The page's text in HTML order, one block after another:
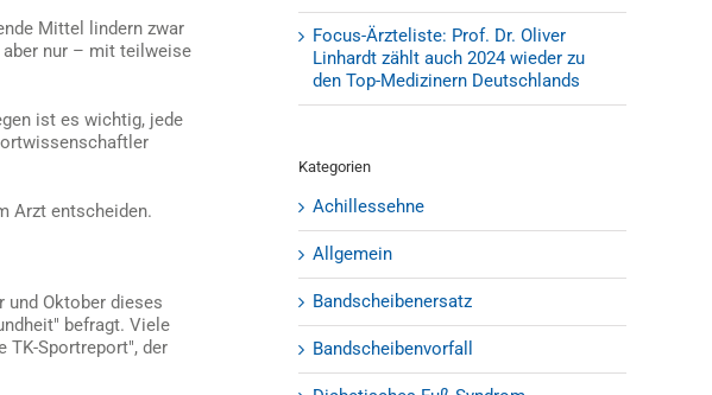
Mittel lindern zwar
aber nur – mit teilweise
ist es wichtig, jede
Arzt entscheiden.
und Oktober dieses
befragt. Viele
TK-Sportreport", der
Focus-Ärzteliste: Prof. Dr. Oliver
Linhardt zählt auch 2024 wieder zu
den Top-Medizinern Deutschlands
Kategorien
Achillessehne
Allgemein
Bandscheibenersatz
Bandscheibenvorfall